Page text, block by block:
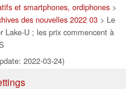
et smartphones, ordiphones >
des nouvelles 2022 03 > Le
U ; les prix commencent à
2022-03-24)